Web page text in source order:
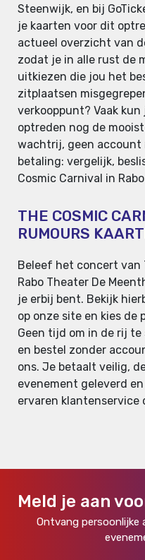
Steenwijk, en bij
je kaarten voor dit
actueel overzicht van
zodat je in alle rust de
uitkiezen die jou het
zitplaatsen
verkooppunt? Vaak
optreden nog de
wachtrij, geen account
betaling: vergelijk,
Cosmic Carnival in
THE COSMIC
RUMOURS
Beleef het concert van
Rabo Theater De
je erbij bent. Bekijk
op onze site en kies de
Geen tijd om in de rij te
en bestel zonder
ons. Je betaalt veilig,
evenement geleverd
ervaren klantenservice
Meld je aan
Ontvang persoonlijke